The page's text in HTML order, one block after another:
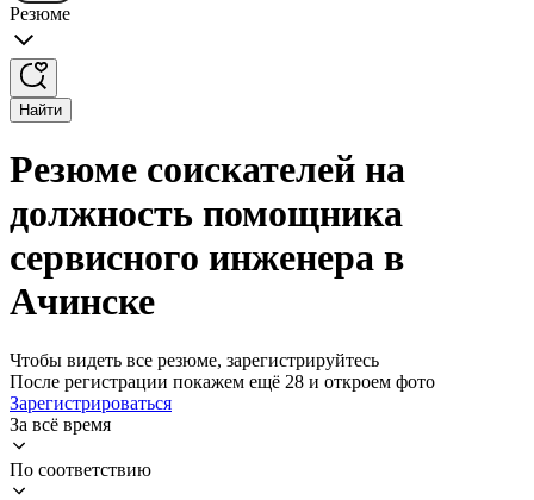
Резюме
Найти
Резюме соискателей на
должность помощника
сервисного инженера в
Ачинске
Чтобы видеть все резюме, зарегистрируйтесь
После регистрации покажем ещё 28 и откроем фото
Зарегистрироваться
За всё время
По соответствию